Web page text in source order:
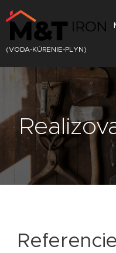
(VODA-KÚRENIE-PLYN)